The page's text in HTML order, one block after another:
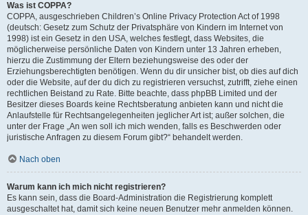
Was ist COPPA?
COPPA, ausgeschrieben Children’s Online Privacy Protection Act of 1998
(deutsch: Gesetz zum Schutz der Privatsphäre von Kindern im Internet von
1998) ist ein Gesetz in den USA, welches festlegt, dass Websites, die
möglicherweise persönliche Daten von Kindern unter 13 Jahren erheben,
hierzu die Zustimmung der Eltern beziehungsweise des oder der
Erziehungsberechtigten benötigen. Wenn du dir unsicher bist, ob dies auf dich
oder die Website, auf der du dich zu registrieren versuchst, zutrifft, ziehe einen
rechtlichen Beistand zu Rate. Bitte beachte, dass phpBB Limited und der
Besitzer dieses Boards keine Rechtsberatung anbieten kann und nicht die
Anlaufstelle für Rechtsangelegenheiten jeglicher Art ist; außer solchen, die
unter der Frage „An wen soll ich mich wenden, falls es Beschwerden oder
juristische Anfragen zu diesem Forum gibt?“ behandelt werden.
Nach oben
Warum kann ich mich nicht registrieren?
Es kann sein, dass die Board-Administration die Registrierung komplett
ausgeschaltet hat, damit sich keine neuen Benutzer mehr anmelden können.